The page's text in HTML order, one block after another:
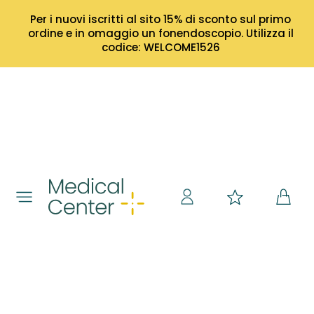
Per i nuovi iscritti al sito 15% di sconto sul primo
ordine e in omaggio un fonendoscopio. Utilizza il
codice: WELCOME1526